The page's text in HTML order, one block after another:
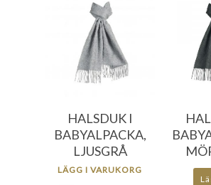
476.00
HALSDUK I
BABYALPACKA,
LJUSGRÅ
LÄGG I VARUKORG